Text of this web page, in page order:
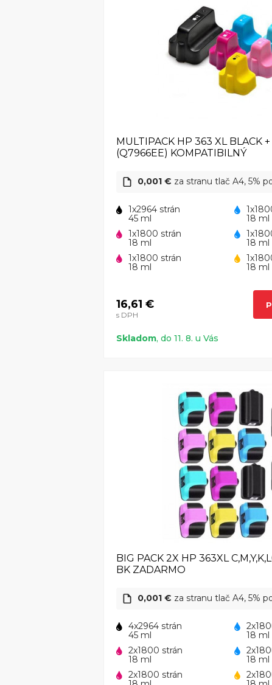
MULTIPACK HP 363 XL BLACK
(Q7966EE) KOMPATIBILNÝ
0,001 € za stranu tlač A4, 5%
1x2964 strán
45 ml
18 ml
1x1800 strán
18 ml
18 ml
1x1800 strán
18 ml
18 ml
16,61 €
s DPH
Skladom, do 11. 8. u Vás
BIG PACK 2X HP 363XL
BK ZADARMO
0,001 € za stranu tlač A4, 5%
4x2964 strán
45 ml
18 ml
2x1800 strán
18 ml
18 ml
2x1800 strán